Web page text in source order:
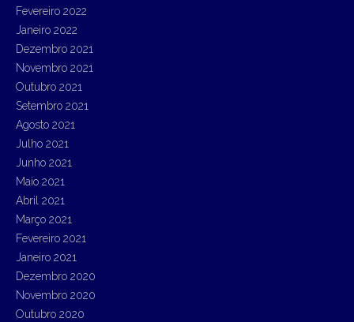
Fevereiro 2022
Janeiro 2022
Dezembro 2021
Novembro 2021
Outubro 2021
Setembro 2021
Agosto 2021
Julho 2021
Junho 2021
Maio 2021
Abril 2021
Março 2021
Fevereiro 2021
Janeiro 2021
Dezembro 2020
Novembro 2020
Outubro 2020